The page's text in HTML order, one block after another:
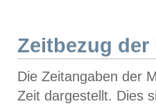
Zeitbezug der
Die Zeitangaben der
Zeit dargestellt. Dies